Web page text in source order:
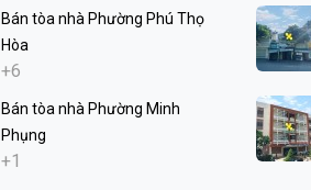
Bán tòa nhà Phường Phú Thọ
Hòa
+6
Bán tòa nhà Phường Minh
Phụng
+1